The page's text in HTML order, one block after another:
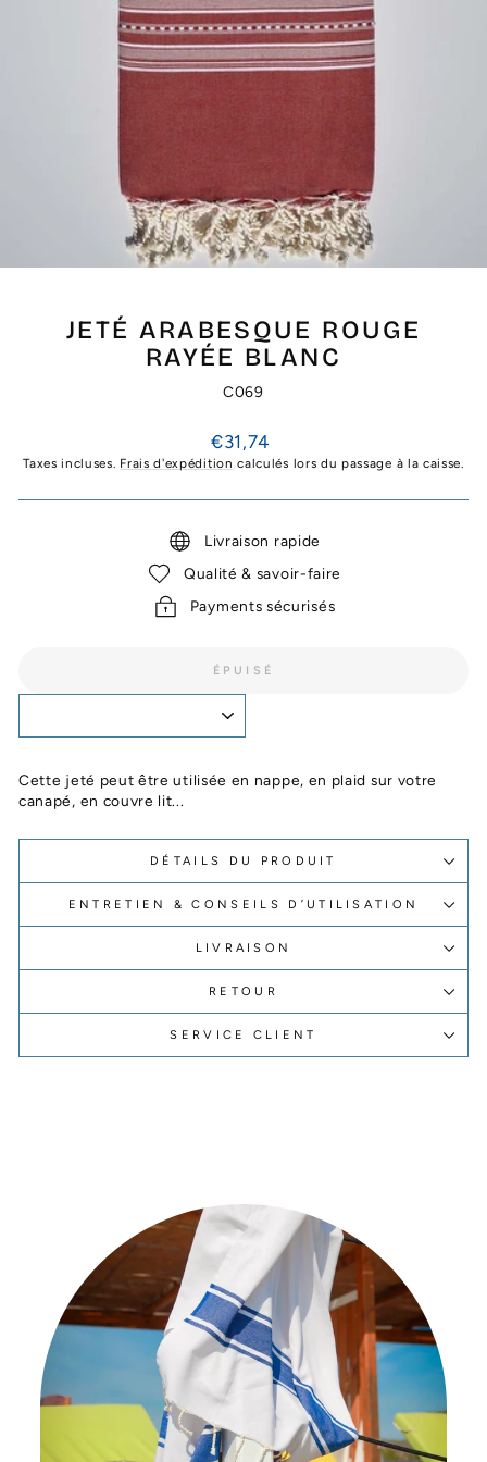
JETÉ ARABESQUE ROUGE
RAYÉE BLANC
C069
Prix
régulier
€31,74
Taxes incluses. Frais d'expédition calculés lors du passage à la caisse.
Livraison rapide
Qualité & savoir-faire
Payments sécurisés
ÉPUISÉ
Cette jeté peut être utilisée en nappe, en plaid sur votre
canapé, en couvre lit...
DÉTAILS DU PRODUIT
ENTRETIEN & CONSEILS D’UTILISATION
LIVRAISON
RETOUR
SERVICE CLIENT